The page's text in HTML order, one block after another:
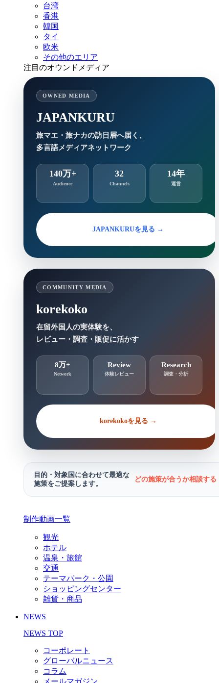
台湾
香港
韓国
タイ
欧米
その他のエリア
注目のオウンドメディア
OWNED MEDIA
JAPANKURU
旅マエ・旅ナカの訪日層へ届く、
多言語メディアネットワーク
140万+
Audience
32
Channels
14年
運営
JAPANKURUを見る →
COMMUNITY MEDIA
korekoko
在留外国人の実体験を、
レビュー・調査・販促に活かす
8万+
Network
Review
体験レビュー
Research
調査・分析
korekokoを見る →
目的・対象国に合わせて最適な
施策をご提案します。
どの施策が合うか相談す
制作動画一覧
観光
ホテル
温泉・旅館
交通
テーマパーク・公園
ショッピングセンター
雑貨・商品
NEWS
NEWS TOP
コーポレート
グローバルニュース
コラム
メールマガジン